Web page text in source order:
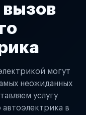
могут
неожиданных
услугу
автоэлектрика в